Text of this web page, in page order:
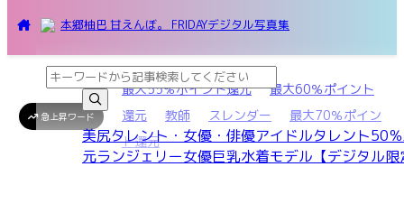
美尻タレント・女優・俳優アイドルタレント50
元ランジェリー女優巨乳水着モデル 【デジタル
本郷柚巴 甘えんぼ。 FRIDAYデジタル写真集
急上昇ワード
最大55％ポイント還元
最大60％ポイント
還元
教師 スレンダー
最大70％ポイン
ト還元